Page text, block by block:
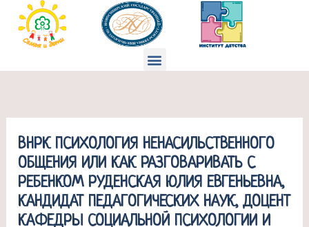
Перейти
содержимому
Меню
ВНРК ПСИХОЛОГИЯ НЕНАСИЛЬСТВЕННОГО
ОБЩЕНИЯ ИЛИ КАК РАЗГОВАРИВАТЬ С
РЕБЕНКОМ РУДЕНСКАЯ ЮЛИЯ ЕВГЕНЬЕВНА,
КАНДИДАТ ПЕДАГОГИЧЕСКИХ НАУК, ДОЦЕНТ
КАФЕДРЫ СОЦИАЛЬНОЙ ПСИХОЛОГИИ И